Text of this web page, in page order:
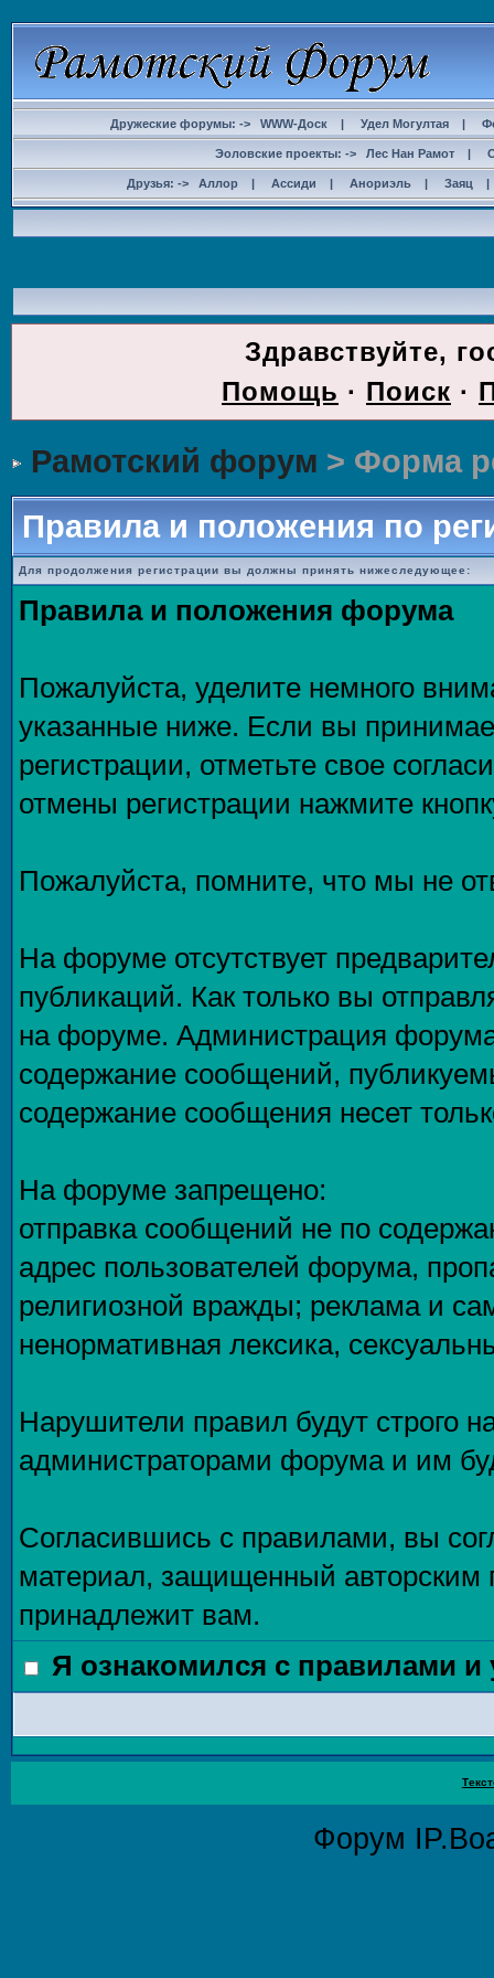
Дружеские форумы: -> WWW-Доск | Удел Могултая |
Эоловские проекты: -> Лес Нан Рамот |
Друзья: -> Аллор | Ассиди | Анориэль | Заяц
Здравствуйте,
Помощь · Поиск ·
Рамотский форум > Форма
Правила и положения по
Для продолжения регистрации вы должны принять нижеследующее:
Правила и положения форума
Пожалуйста, уделите немного
указанные ниже. Если вы
регистрации, отметьте свое
отмены регистрации нажмите
Пожалуйста, помните, что мы не
На форуме отсутствует
публикаций. Как только вы
на форуме. Администрация форума
содержание сообщений,
содержание сообщения несет
На форуме запрещено:
отправка сообщений не по
адрес пользователей форума,
религиозной вражды; реклама и
ненормативная лексика,
Нарушители правил будут строго
администраторами форума и им
Согласившись с правилами, вы
материал, защищенный авторским
принадлежит вам.
Я ознакомился с правилами
Форум